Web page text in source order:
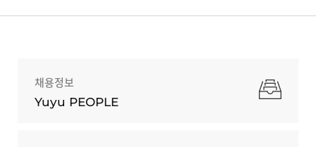
채용정보
Yuyu PEOPLE